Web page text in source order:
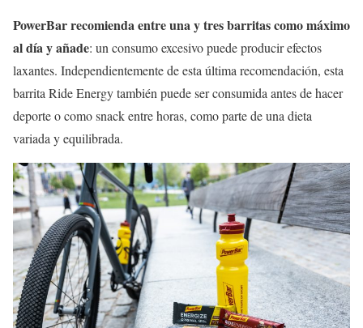
PowerBar recomienda entre una y tres barritas como máximo
al día y añade: un consumo excesivo puede producir efectos
laxantes. Independientemente de esta última recomendación, esta
barrita Ride Energy también puede ser consumida antes de hacer
deporte o como snack entre horas, como parte de una dieta
variada y equilibrada.